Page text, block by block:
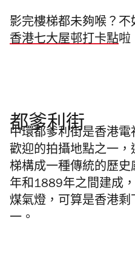
影完樓梯都未夠喉？
香港七大屋邨打卡點啦
都爹利街
中環都爹利街是香港
歡迎的拍攝地點之一
梯構成一種傳統的歷史
年和1889年之間建成
煤氣燈，可算是香港
一。